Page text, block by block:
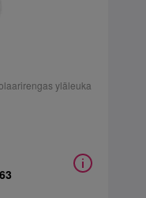
yläleuka